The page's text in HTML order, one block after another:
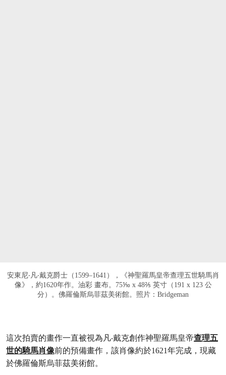
安東尼‧凡‧戴克爵士（1599–1641），《神聖羅馬皇帝查理五世騎馬肖
像》，約1620年作。油彩 畫布。75⅒ x 48⅖ 英寸（191 x 123 公
分）。佛羅倫斯烏菲茲美術館。照片：Bridgeman
這次拍賣的畫作一直被視為凡‧戴克創作神聖羅馬皇帝查理五
世的騎馬肖像前的預備畫作，該肖像約於1621年完成，現藏
於佛羅倫斯烏菲茲美術館。